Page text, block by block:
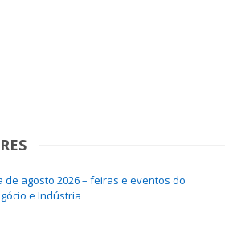
de agosto 2026 – feiras e eventos do
e Indústria